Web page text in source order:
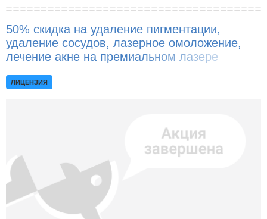
50% скидка на удаление пигментации,
удаление сосудов, лазерное омоложение,
лечение акне на премиальном лазере
ЛИЦЕНЗИЯ